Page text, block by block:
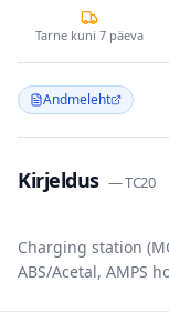
Tarne kuni 7 päeva
Andmeleht
Kirjeldus —TC20
Charging station
ABS/Acetal, AMPS